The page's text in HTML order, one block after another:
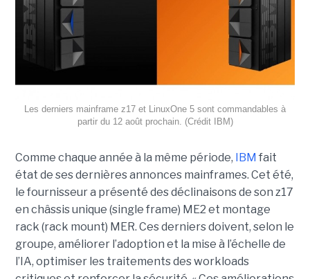
Les derniers mainframe z17 et LinuxOne 5 sont commandables à
partir du 12 août prochain. (Crédit IBM)
Comme chaque année à la même période, IBM fait
état de ses dernières annonces mainframes. Cet été,
le fournisseur a présenté des déclinaisons de son z17
en châssis unique (single frame) ME2 et montage
rack (rack mount) MER. Ces derniers doivent, selon le
groupe, améliorer l’adoption et la mise à l’échelle de
l’IA, optimiser les traitements des workloads